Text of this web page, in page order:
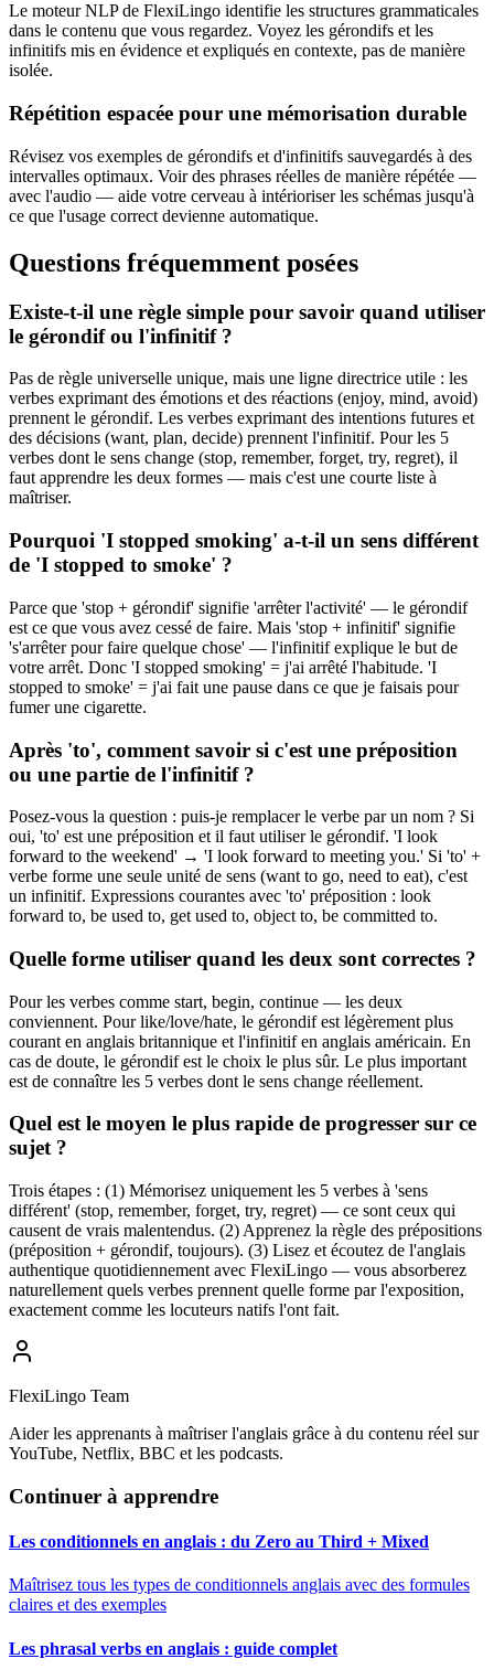
Le moteur NLP de FlexiLingo identifie les structures grammaticales
dans le contenu que vous regardez. Voyez les gérondifs et les
infinitifs mis en évidence et expliqués en contexte, pas de manière
isolée.
Répétition espacée pour une mémorisation durable
Révisez vos exemples de gérondifs et d'infinitifs sauvegardés à des
intervalles optimaux. Voir des phrases réelles de manière répétée —
avec l'audio — aide votre cerveau à intérioriser les schémas jusqu'à
ce que l'usage correct devienne automatique.
Questions fréquemment posées
Existe-t-il une règle simple pour savoir quand utiliser
le gérondif ou l'infinitif ?
Pas de règle universelle unique, mais une ligne directrice utile : les
verbes exprimant des émotions et des réactions (enjoy, mind, avoid)
prennent le gérondif. Les verbes exprimant des intentions futures et
des décisions (want, plan, decide) prennent l'infinitif. Pour les 5
verbes dont le sens change (stop, remember, forget, try, regret), il
faut apprendre les deux formes — mais c'est une courte liste à
maîtriser.
Pourquoi 'I stopped smoking' a-t-il un sens différent
de 'I stopped to smoke' ?
Parce que 'stop + gérondif' signifie 'arrêter l'activité' — le gérondif
est ce que vous avez cessé de faire. Mais 'stop + infinitif' signifie
's'arrêter pour faire quelque chose' — l'infinitif explique le but de
votre arrêt. Donc 'I stopped smoking' = j'ai arrêté l'habitude. 'I
stopped to smoke' = j'ai fait une pause dans ce que je faisais pour
fumer une cigarette.
Après 'to', comment savoir si c'est une préposition
ou une partie de l'infinitif ?
Posez-vous la question : puis-je remplacer le verbe par un nom ? Si
oui, 'to' est une préposition et il faut utiliser le gérondif. 'I look
forward to the weekend' → 'I look forward to meeting you.' Si 'to' +
verbe forme une seule unité de sens (want to go, need to eat), c'est
un infinitif. Expressions courantes avec 'to' préposition : look
forward to, be used to, get used to, object to, be committed to.
Quelle forme utiliser quand les deux sont correctes ?
Pour les verbes comme start, begin, continue — les deux
conviennent. Pour like/love/hate, le gérondif est légèrement plus
courant en anglais britannique et l'infinitif en anglais américain. En
cas de doute, le gérondif est le choix le plus sûr. Le plus important
est de connaître les 5 verbes dont le sens change réellement.
Quel est le moyen le plus rapide de progresser sur ce
sujet ?
Trois étapes : (1) Mémorisez uniquement les 5 verbes à 'sens
différent' (stop, remember, forget, try, regret) — ce sont ceux qui
causent de vrais malentendus. (2) Apprenez la règle des prépositions
(préposition + gérondif, toujours). (3) Lisez et écoutez de l'anglais
authentique quotidiennement avec FlexiLingo — vous absorberez
naturellement quels verbes prennent quelle forme par l'exposition,
exactement comme les locuteurs natifs l'ont fait.
FlexiLingo Team
Aider les apprenants à maîtriser l'anglais grâce à du contenu réel sur
YouTube, Netflix, BBC et les podcasts.
Continuer à apprendre
Les conditionnels en anglais : du Zero au Third + Mixed
Maîtrisez tous les types de conditionnels anglais avec des formules
claires et des exemples
Les phrasal verbs en anglais : guide complet